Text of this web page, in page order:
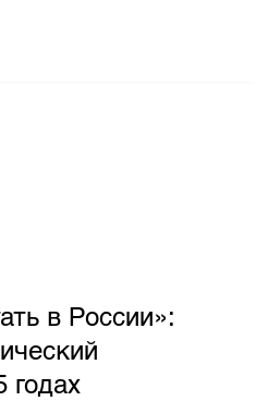
в России»:
годах